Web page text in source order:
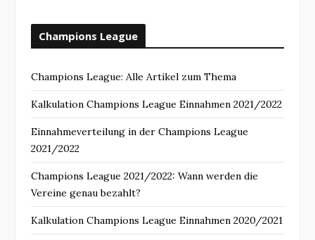
Champions League
Champions League: Alle Artikel zum Thema
Kalkulation Champions League Einnahmen 2021/2022
Einnahmeverteilung in der Champions League
2021/2022
Champions League 2021/2022: Wann werden die
Vereine genau bezahlt?
Kalkulation Champions League Einnahmen 2020/2021